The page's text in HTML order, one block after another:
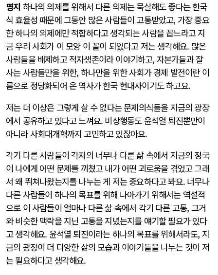
명지 하나의 의제를 위해서 다른 의제는 묵살해도 좋다는 한국
식 효율성 때문에 그동안 많은 사람들이 고통받았고, 가장 중요
한 하나의 의제에만 적합하다고 생각되는 사람을 꼽느라고 지
금 우리 사회가 이 모양 이 꼴이 되었다고 저는 생각해요. 많은
사람들을 배제하고 적자생존이라 이야기하고, 자본가들과 잘
사는 사람들만을 위한, 하나만을 위한 사회가 경제 발전이란 이
름으로 정당화되어 온 역사가 한국 현대사이기도 하고요.
저는 더 이상은 그렇게 살 수 없다는 문제의식들을 지금의 광장
에서 공유하고 있다고 느껴요. 비상행동도 윤석열 퇴진뿐만이
아니라 사회대개혁까지 고민하고 있잖아요.
각기 다른 사람들이 각자의 너무나 다른 삶 속에서 지금의 정국
이 나에게 어떤 문제를 끼쳤고 내가 어떤 괴로움을 겪었고 그래
서 왜 뛰쳐나왔는지를 나누는 게 저는 중요하다고 봐요. 너무나
다른 사람들이 하나의 목표를 위해 나아가기 위해서는 역설적
으로 이 사람들이 얼마나 다른 삶 속에서 각기 다른 고통, 그거
와 비슷한 맥락을 지닌 고통을 지녔는지를 얘기할 필요가 있다
고 생각해요. 윤석열 퇴진이라는 하나의 목표를 위해서라도, 지
금의 광장이 더 다양한 삶의 모습과 이야기들을 나누는 것이 저
는 필요하다고 생각해요.